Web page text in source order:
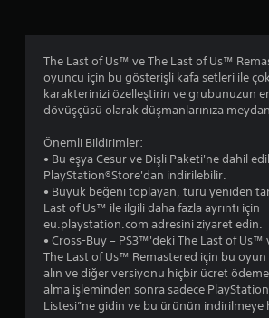
The Last of Us™ ve The Last of Us™
oyuncu için bu gösterişli kafa setleri ile
karakterinizi özelleştirin ve grubunuzun
dövüşçüsü olarak düşmanlarınıza
Önemli Bildirimler:
• Bu eşya Cesur ve Dişli Paketi'ne dahil
PlayStation®Store'dan indirilebilir.
• Büyük beğeni toplayan, türü yeniden
Last of Us™ ile ilgili daha fazla ayrıntı için
eu.playstation.com adresini ziyaret edin.
• Cross-Buy – PS3™'deki The Last of
The Last of Us™ Remastered için bu oyun
alın ve diğer versiyonu hiçbir ücret
alma işleminden sonra sadece
Listesi”ne gidin ve bu ürünün indirilmeye